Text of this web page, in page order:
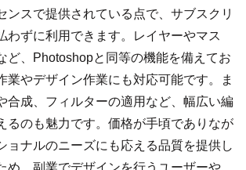
ンスで提供されている点で、サブスクリ
わずに利用できます。レイヤーやマス
ど、Photoshopと同等の機能を備えてお
業やデザイン作業にも対応可能です。ま
合成、フィルターの適用など、幅広い編
るのも魅力です。価格が手頃でありなが
ョナルのニーズにも応える品質を提供し
め、副業でデザインを行うユーザーや、